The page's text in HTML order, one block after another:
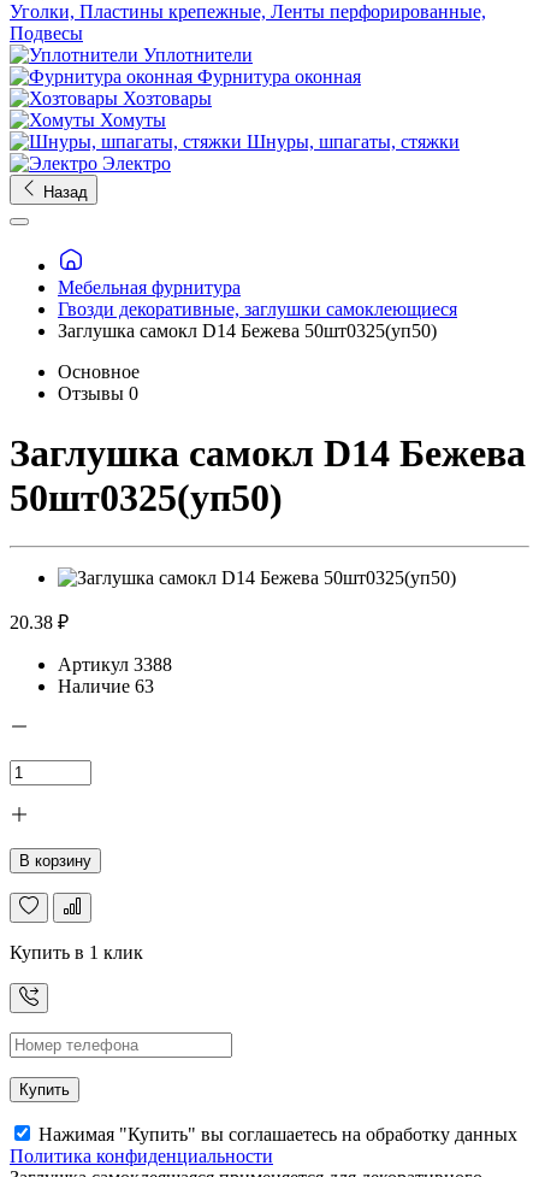
Уголки, Пластины крепежные, Ленты перфорированные,
Подвесы
Уплотнители
Фурнитура оконная
Хозтовары
Хомуты
Шнуры, шпагаты, стяжки
Электро
Назад
Мебельная фурнитура
Гвозди декоративные, заглушки самоклеющиеся
Заглушка самокл D14 Бежева 50шт0325(уп50)
Основное
Отзывы 0
Заглушка самокл D14 Бежева
50шт0325(уп50)
20.38 ₽
Артикул 3388
Наличие 63
В корзину
Купить в 1 клик
Купить
Нажимая "Купить" вы соглашаетесь на обработку данных
Политика конфиденциальности